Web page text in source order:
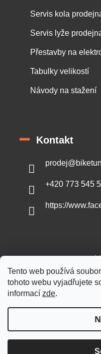
Tento web používá
tohoto webu vyjadřujete
informací zde.
Servis kola
Servis lyže
Přestavby na
Tabulky velikostí
Návody na stažení
Kontakt
prodej@
+420 773 545
https://
Copyright 2026